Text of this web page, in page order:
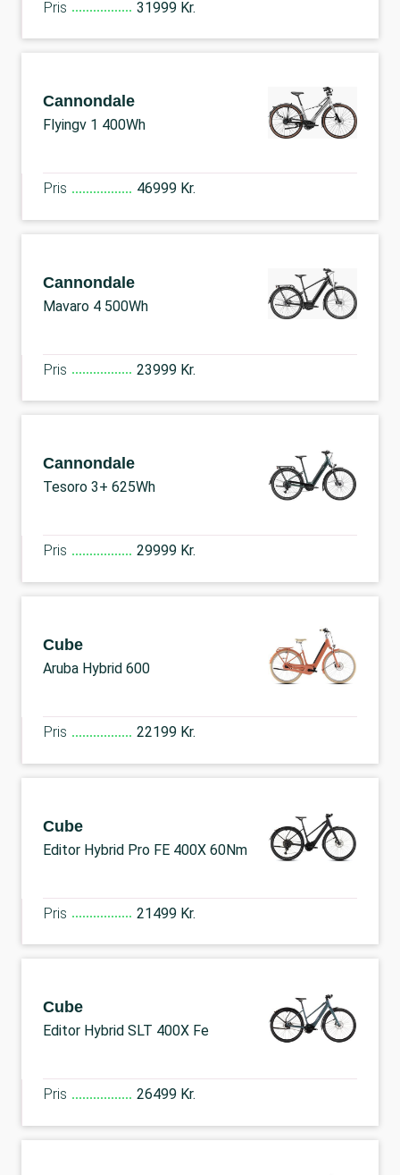
Pris 31999 Kr.
Cannondale
Flyingv 1 400Wh
Pris 46999 Kr.
Cannondale
Mavaro 4 500Wh
Pris 23999 Kr.
Cannondale
Tesoro 3+ 625Wh
Pris 29999 Kr.
Cube
Aruba Hybrid 600
Pris 22199 Kr.
Cube
Editor Hybrid Pro FE 400X 60Nm
Pris 21499 Kr.
Cube
Editor Hybrid SLT 400X Fe
Pris 26499 Kr.